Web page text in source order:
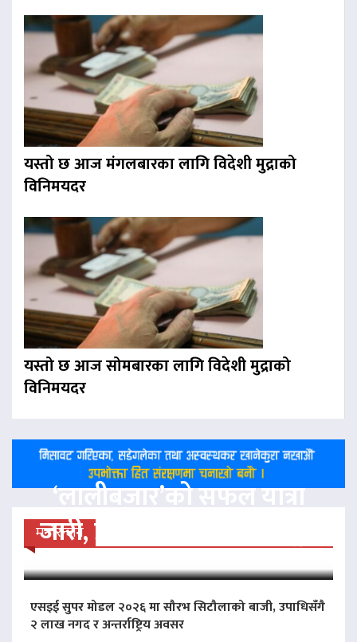
यस्तो छ आज मंगलबारका लागि विदेशी मुद्राको
विनिमयदर
यस्तो छ आज सोमबारका लागि विदेशी मुद्राको
विनिमयदर
मनोरन्जन
‘लालीबजार’को सफल यात्रा
जारी, प्रदर्शनको ५१औँ दिन पूरा
एसइई सुपर मोडल २०२६ मा सौरभ सिटौलाको बाजी, उपाधिसँगै
२ लाख नगद र अन्तर्राष्ट्रिय अवसर